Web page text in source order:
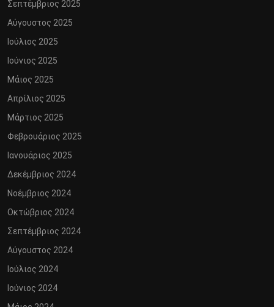
Σεπτέμβριος 2025
Αύγουστος 2025
Ιούλιος 2025
Ιούνιος 2025
Μάιος 2025
Απρίλιος 2025
Μάρτιος 2025
Φεβρουάριος 2025
Ιανουάριος 2025
Δεκέμβριος 2024
Νοέμβριος 2024
Οκτώβριος 2024
Σεπτέμβριος 2024
Αύγουστος 2024
Ιούλιος 2024
Ιούνιος 2024